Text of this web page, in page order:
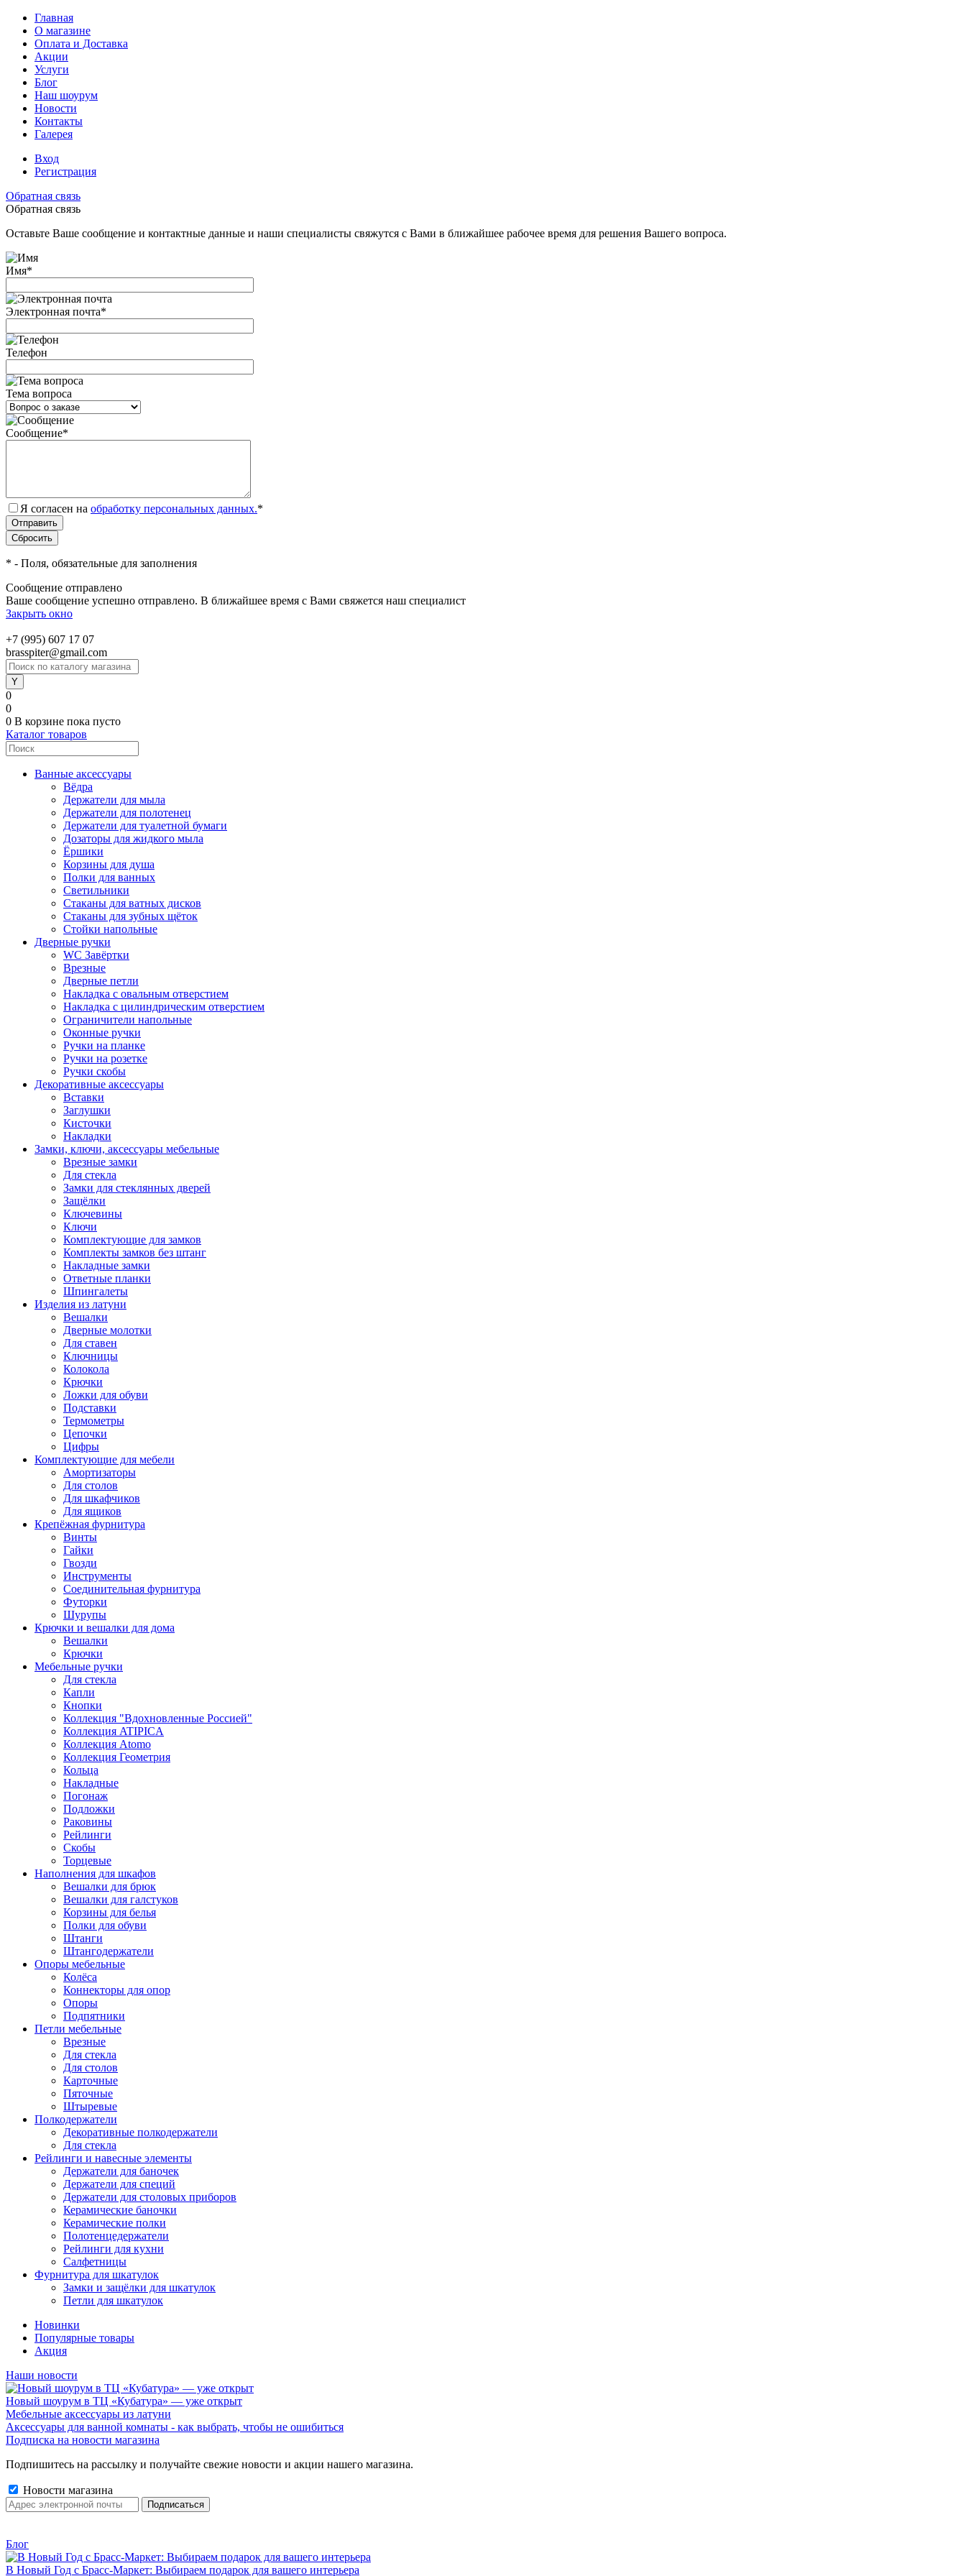
Главная
О магазине
Оплата и Доставка
Акции
Услуги
Блог
Наш шоурум
Новости
Контакты
Галерея
Вход
Регистрация
Обратная связь
Обратная связь
Оставьте Ваше сообщение и контактные данные и наши специалисты свяжутся с Вами в ближайшее рабочее время для решения Вашего вопроса.
Имя*
Электронная почта*
Телефон
Тема вопроса
Сообщение*
Я согласен на обработку персональных данных.*
* - Поля, обязательные для заполнения
Сообщение отправлено
Ваше сообщение успешно отправлено. В ближайшее время с Вами свяжется наш специалист
Закрыть окно
+7 (995) 607 17 07
brasspiter@gmail.com
0
0
0 В корзине пока пусто
Каталог товаров
Ванные аксессуары
Вёдра
Держатели для мыла
Держатели для полотенец
Держатели для туалетной бумаги
Дозаторы для жидкого мыла
Ёршики
Корзины для душа
Полки для ванных
Светильники
Стаканы для ватных дисков
Стаканы для зубных щёток
Стойки напольные
Дверные ручки
WC Завёртки
Врезные
Дверные петли
Накладка с овальным отверстием
Накладка с цилиндрическим отверстием
Ограничители напольные
Оконные ручки
Ручки на планке
Ручки на розетке
Ручки скобы
Декоративные аксессуары
Вставки
Заглушки
Кисточки
Накладки
Замки, ключи, аксессуары мебельные
Врезные замки
Для стекла
Замки для стеклянных дверей
Защёлки
Ключевины
Ключи
Комплектующие для замков
Комплекты замков без штанг
Накладные замки
Ответные планки
Шпингалеты
Изделия из латуни
Вешалки
Дверные молотки
Для ставен
Ключницы
Колокола
Крючки
Ложки для обуви
Подставки
Термометры
Цепочки
Цифры
Комплектующие для мебели
Амортизаторы
Для столов
Для шкафчиков
Для ящиков
Крепёжная фурнитура
Винты
Гайки
Гвозди
Инструменты
Соединительная фурнитура
Футорки
Шурупы
Крючки и вешалки для дома
Вешалки
Крючки
Мебельные ручки
Для стекла
Капли
Кнопки
Коллекция "Вдохновленные Россией"
Коллекция ATIPICA
Коллекция Atomo
Коллекция Геометрия
Кольца
Накладные
Погонаж
Подложки
Раковины
Рейлинги
Скобы
Торцевые
Наполнения для шкафов
Вешалки для брюк
Вешалки для галстуков
Корзины для белья
Полки для обуви
Штанги
Штангодержатели
Опоры мебельные
Колёса
Коннекторы для опор
Опоры
Подпятники
Петли мебельные
Врезные
Для стекла
Для столов
Карточные
Пяточные
Штыревые
Полкодержатели
Декоративные полкодержатели
Для стекла
Рейлинги и навесные элементы
Держатели для баночек
Держатели для специй
Держатели для столовых приборов
Керамические баночки
Керамические полки
Полотенцедержатели
Рейлинги для кухни
Салфетницы
Фурнитура для шкатулок
Замки и защёлки для шкатулок
Петли для шкатулок
Новинки
Популярные товары
Акция
Наши новости
Новый шоурум в ТЦ «Кубатура» — уже открыт
Мебельные аксессуары из латуни
Аксессуары для ванной комнаты - как выбрать, чтобы не ошибиться
Подписка на новости магазина
Подпишитесь на рассылку и получайте свежие новости и акции нашего магазина.
Новости магазина
Блог
В Новый Год с Брасс-Маркет: Выбираем подарок для вашего интерьера